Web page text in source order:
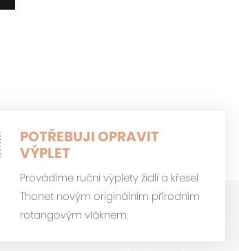
POTŘEBUJI OPRAVIT
VÝPLET
Provádíme ruční výplety židlí a křesel
Thonet novým originálním přírodním
rotangovým vláknem.